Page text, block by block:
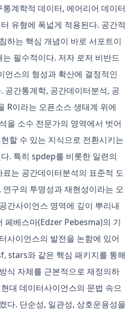
계학적 데이터, 에어리어 데이터
유형에 폭넓게 적용된다. 공간적
하는 핵심 개념이 바로 서포트이
필수적이다. 저자 로저 비반드
언스의 형성과 확산에 결정적인
공간통계학, 공간데이터분석, 공
R이라는 오픈소스 생태계 위에
을 소수 전문가의 영역에서 벗어
할 수 있는 지식으로 전환시키는
. 특히 spdep를 비롯한 일련의
는 공간데이터분석의 표준적 도
구의 투명성과 재현성이라는 오
간사이언스 영역에 깊이 뿌리내
페베스마(Edzer Pebesma)의 기
사이언스의 발전을 논함에 있어
stars와 같은 핵심 패키지를 통해
식 자체를 근본적으로 재정의하
대 데이터사이언스의 문법 속으
다. 단순성, 일관성, 상호운용성을